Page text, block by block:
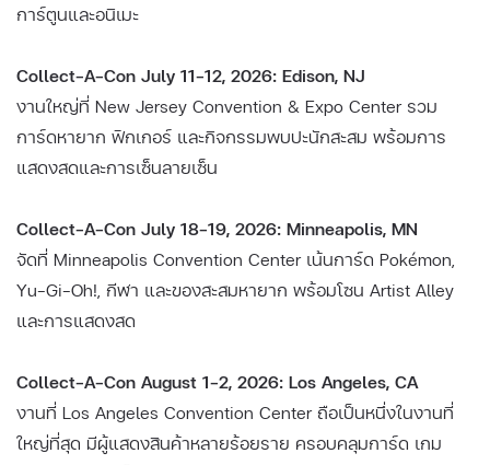
การ์ตูนและอนิเมะ
Collect-A-Con July 11–12, 2026: Edison, NJ
งานใหญ่ที่ New Jersey Convention & Expo Center รวม
การ์ดหายาก ฟิกเกอร์ และกิจกรรมพบปะนักสะสม พร้อมการ
แสดงสดและการเซ็นลายเซ็น
Collect-A-Con July 18–19, 2026: Minneapolis, MN
จัดที่ Minneapolis Convention Center เน้นการ์ด Pokémon,
Yu-Gi-Oh!, กีฬา และของสะสมหายาก พร้อมโซน Artist Alley
และการแสดงสด
Collect-A-Con August 1–2, 2026: Los Angeles, CA
งานที่ Los Angeles Convention Center ถือเป็นหนึ่งในงานที่
ใหญ่ที่สุด มีผู้แสดงสินค้าหลายร้อยราย ครอบคลุมการ์ด เกม